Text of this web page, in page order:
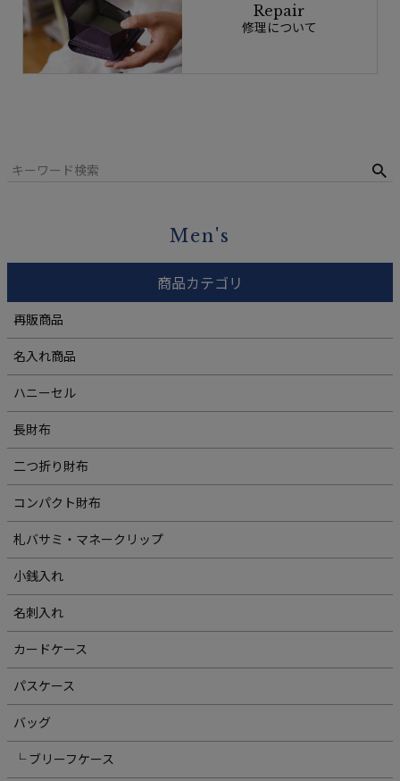
Men's
商品カテゴリ
再販商品
名入れ商品
ハニーセル
長財布
二つ折り財布
コンパクト財布
札バサミ・マネークリップ
小銭入れ
名刺入れ
カードケース
パスケース
バッグ
└ ブリーフケース
Repair
修理について